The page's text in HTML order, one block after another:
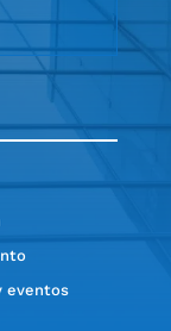
eventos